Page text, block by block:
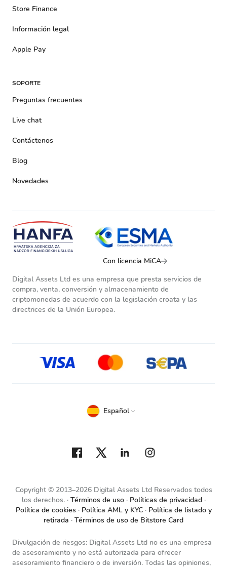
Store Finance
Información legal
Apple Pay
SOPORTE
Preguntas frecuentes
Live chat
Contáctenos
Blog
Novedades
Con licencia MiCA
Digital Assets Ltd es una empresa que presta servicios de
compra, venta, conversión y almacenamiento de
criptomonedas de acuerdo con la legislación croata y las
directrices de la Unión Europea.
Copyright © 2013–2026 Digital Assets Ltd Reservados todos
los derechos.
Términos de uso
Políticas de privacidad
Política de cookies
Política AML y KYC
Política de listado y
retirada
Términos de uso de Bitstore Card
Español
Divulgación de riesgos: Digital Assets Ltd no es una empresa
de asesoramiento y no está autorizada para ofrecer
asesoramiento financiero o de inversión. Todas las opiniones,